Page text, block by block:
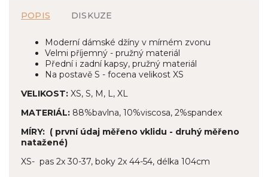
POPIS DISKUZE
Moderní dámské džíny v mírném zvonu
Velmi příjemný - pružný materiál
Přední i zadní kapsy, pružný materiál
Na postavě S - focena velikost XS
VELIKOST: XS, S, M, L, XL
MATERIÁL: 88%bavlna, 10%viscosa, 2%spandex
MÍRY: ( první údaj měřeno vklidu - druhý měřeno
natažené)
XS- pas 2x 30-37, boky 2x 44-54, délka 104cm